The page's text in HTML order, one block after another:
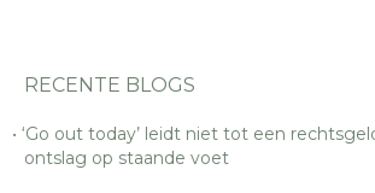
RECENTE BLOGS
‘Go out today’ leidt niet tot een
ontslag op staande voet